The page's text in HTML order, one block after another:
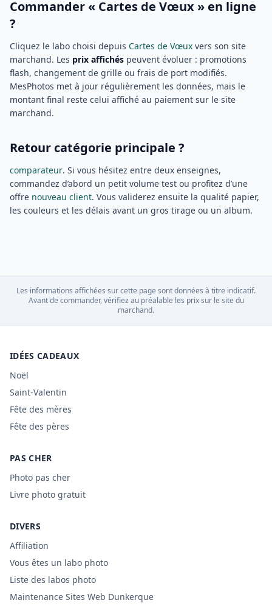
Commander « Cartes de Vœux » en ligne
?
Cliquez le labo choisi depuis Cartes de Vœux vers son site
marchand. Les prix affichés peuvent évoluer : promotions
flash, changement de grille ou frais de port modifiés.
MesPhotos met à jour régulièrement les données, mais le
montant final reste celui affiché au paiement sur le site
marchand.
Retour catégorie principale ?
comparateur. Si vous hésitez entre deux enseignes,
commandez d’abord un petit volume test ou profitez d’une
offre nouveau client. Vous validerez ensuite la qualité papier,
les couleurs et les délais avant un gros tirage ou un album.
Les informations affichées sur cette page sont données à titre indicatif.
Avant de commander, vérifiez au préalable les prix sur le site du
marchand.
IDÉES CADEAUX
Noël
Saint-Valentin
Fête des mères
Fête des pères
PAS CHER
Photo pas cher
Livre photo gratuit
DIVERS
Affiliation
Vous êtes un labo photo
Liste des labos photo
Maintenance Sites Web Dunkerque